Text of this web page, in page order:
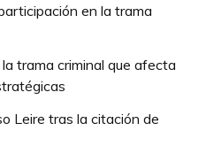
en la trama
trama criminal que afecta
Leire tras la citación de